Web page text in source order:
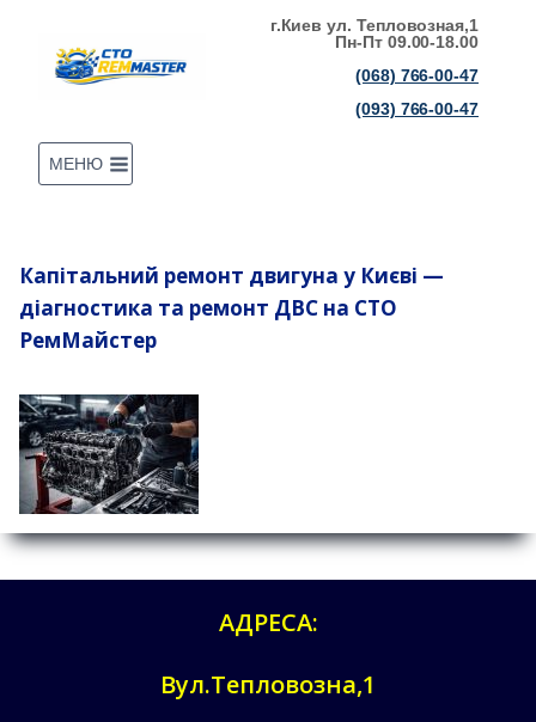
вмісту
г.Киев ул. Тепловозная,1
Пн-Пт 09.00-18.00
(068) 766-00-47
(093) 766-00-47
МЕНЮ
Капітальний ремонт двигуна у Києві —
діагностика та ремонт ДВС на СТО
РемМайстер
АДРЕСА:
Вул.Тепловозна,1